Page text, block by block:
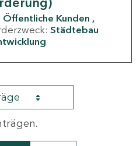
Öffentliche Kunden
Städtebau